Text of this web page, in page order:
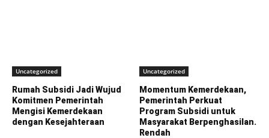
Uncategorized
Rumah Subsidi Jadi Wujud
Komitmen Pemerintah
Mengisi Kemerdekaan
dengan Kesejahteraan
Uncategorized
Momentum Kemerdekaan,
Pemerintah Perkuat
Program Subsidi untuk
Masyarakat Berpenghasilan.
Rendah